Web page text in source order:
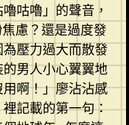
咕嚕」的聲音，
慮？還是過度發
壓力過大而散發
男人小心翼翼地
啊！」廖沾沾感
記載的第一句：